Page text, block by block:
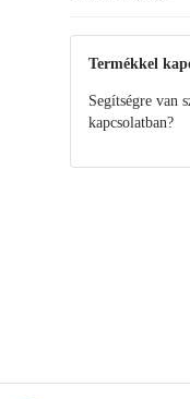
Termékkel
Segítségre van
kapcsolatban?